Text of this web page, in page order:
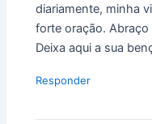
diariamente, minha
forte oração. Abraço
Deixa aqui a sua
Responder